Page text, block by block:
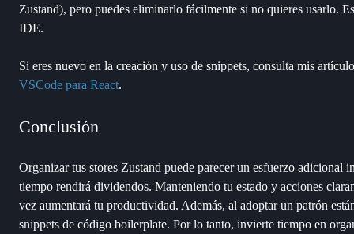
Zustand), pero puedes eliminarlo fácilmente si no quieres usarlo.
IDE.
Si eres nuevo en la creación y uso de snippets, consulta mis
VSCode para React.
Conclusión
Organizar tus stores Zustand puede parecer un esfuerzo
tiempo rendirá dividendos. Manteniendo tu estado y acciones
vez aumentará tu productividad. Además, al adoptar un patrón
snippets de código boilerplate. Por lo tanto, invierte tiempo en